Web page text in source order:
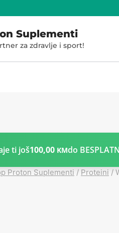
Suplementi
za zdravlje i sport!
ti još100,00 KMdo
Proton Suplementi / Proteini /